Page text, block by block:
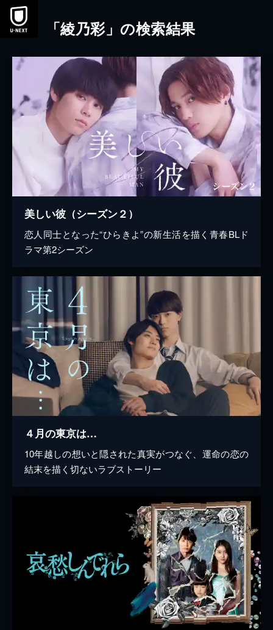
本文へスキップ
「綾乃彩」の検索結果
美しい彼（シーズン２）
恋人同士となった“ひらきよ”の新生活を描く青春BLド
ラマ第2シーズン
４月の東京は…
10年越しの想いと隠された真実がつなぐ、運命の恋の
結末を描く切ないラブストーリー